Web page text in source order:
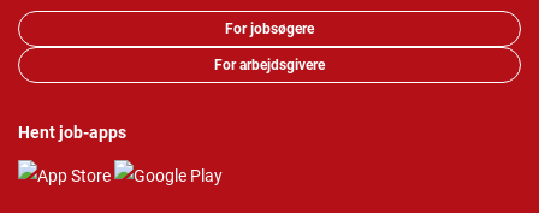
For jobsøgere
For arbejdsgivere
Hent job-apps